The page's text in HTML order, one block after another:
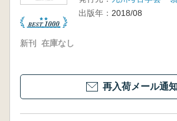
出版年： 2018/08
新刊 在庫なし
再入荷メール通